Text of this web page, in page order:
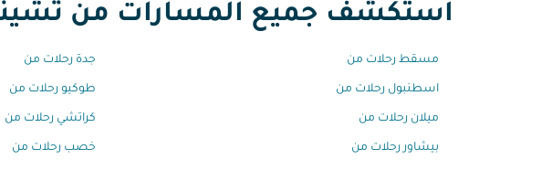
استكشف جميع المسارات من
مسقط رحلات من جدة رحلات من
اسطنبول رحلات من طوكيو رحلات من
ميلان رحلات من كراتشي رحلات من
بيشاور رحلات من خصب رحلات من